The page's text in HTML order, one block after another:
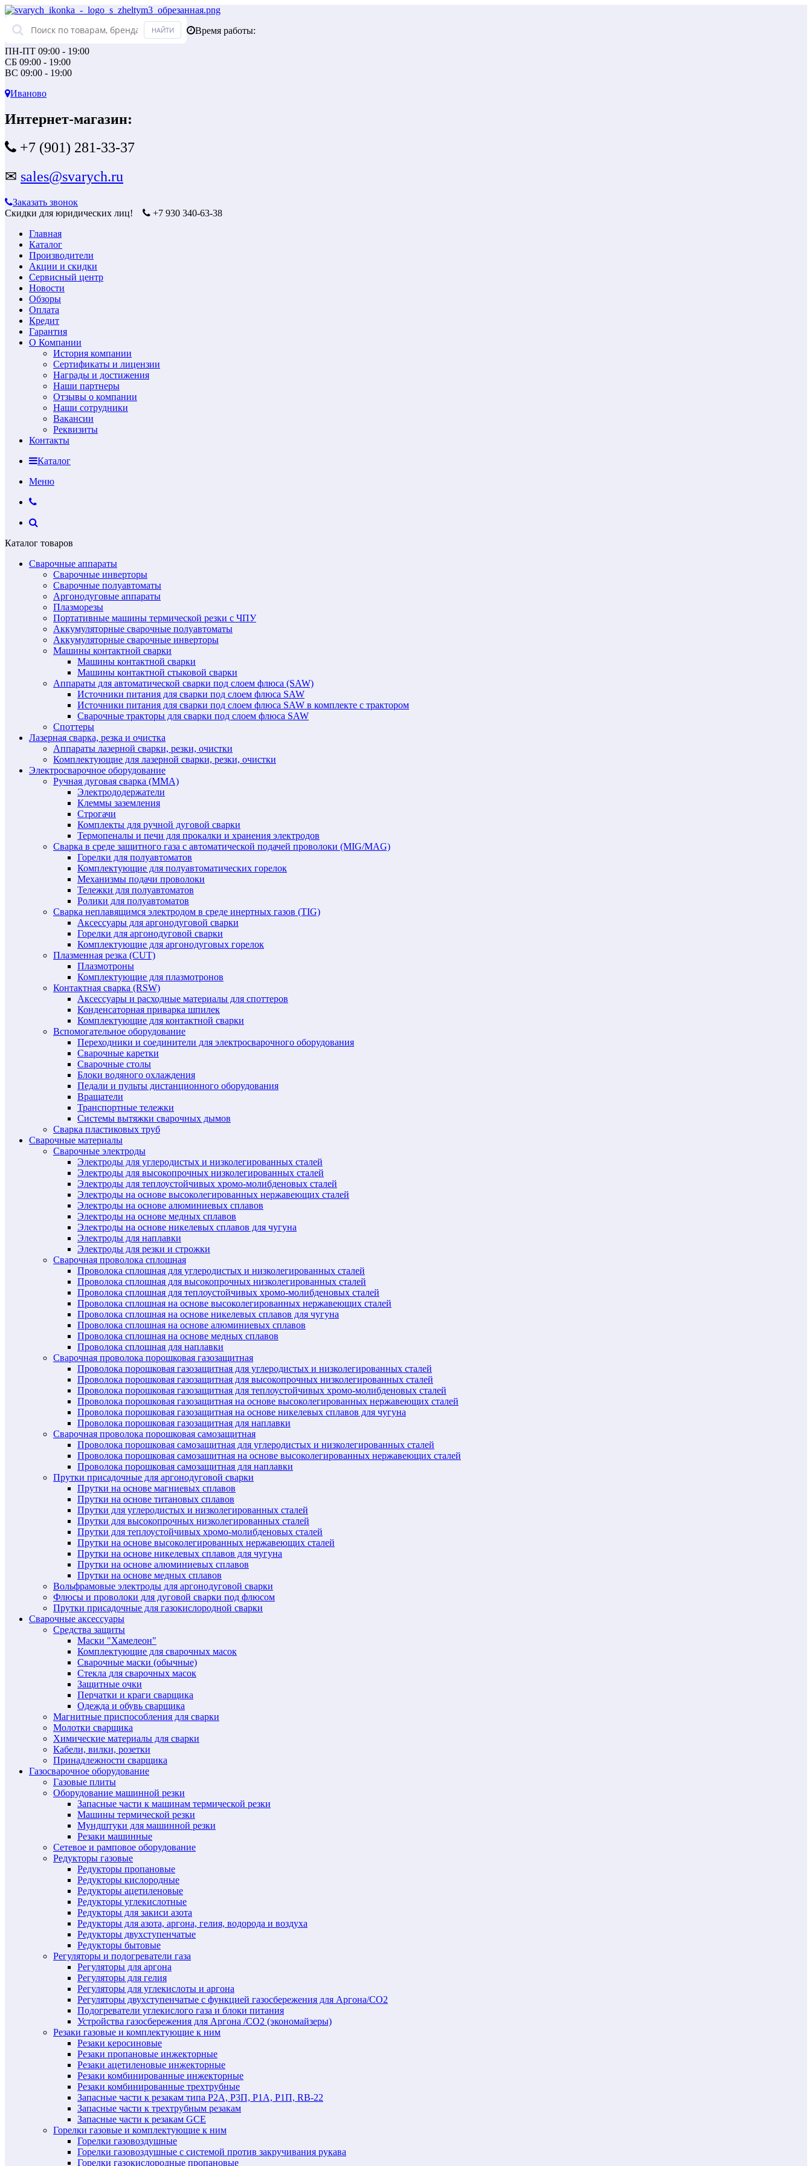
Время работы:
ПН-ПТ 09:00 - 19:00
СБ 09:00 - 19:00
ВС 09:00 - 19:00
Иваново
Интернет-магазин:
+7 (901) 281-33-37
✉ sales@svarych.ru
Заказать звонок
Скидки для юридических лиц!
+7 930 340-63-38
Главная
Каталог
Производители
Акции и скидки
Сервисный центр
Новости
Обзоры
Оплата
Кредит
Гарантия
О Компании
История компании
Сертификаты и лицензии
Награды и достижения
Наши партнеры
Отзывы о компании
Наши сотрудники
Вакансии
Реквизиты
Контакты
Каталог
Меню
Каталог товаров
Сварочные аппараты
Сварочные инверторы
Сварочные полуавтоматы
Аргонодуговые аппараты
Плазморезы
Портативные машины термической резки с ЧПУ
Аккумуляторные сварочные полуавтоматы
Аккумуляторные сварочные инверторы
Машины контактной сварки
Машины контактной сварки
Машины контактной стыковой сварки
Аппараты для автоматической сварки под слоем флюса (SAW)
Источники питания для сварки под слоем флюса SAW
Источники питания для сварки под слоем флюса SAW в комплекте с трактором
Сварочные тракторы для сварки под слоем флюса SAW
Споттеры
Лазерная сварка, резка и очистка
Аппараты лазерной сварки, резки, очистки
Комплектующие для лазерной сварки, резки, очистки
Электросварочное оборудование
Ручная дуговая сварка (MMA)
Электрододержатели
Клеммы заземления
Строгачи
Комплекты для ручной дуговой сварки
Термопеналы и печи для прокалки и хранения электродов
Сварка в среде защитного газа с автоматической подачей проволоки (MIG/MAG)
Горелки для полуавтоматов
Комплектующие для полуавтоматических горелок
Механизмы подачи проволоки
Тележки для полуавтоматов
Ролики для полуавтоматов
Сварка неплавящимся электродом в среде инертных газов (TIG)
Аксессуары для аргонодуговой сварки
Горелки для аргонодуговой сварки
Комплектующие для аргонодуговых горелок
Плазменная резка (CUT)
Плазмотроны
Комплектующие для плазмотронов
Контактная сварка (RSW)
Аксессуары и расходные материалы для споттеров
Конденсаторная приварка шпилек
Комплектующие для контактной сварки
Вспомогательное оборудование
Переходники и соединители для электросварочного оборудования
Сварочные каретки
Сварочные столы
Блоки водяного охлаждения
Педали и пульты дистанционного оборудования
Вращатели
Транспортные тележки
Системы вытяжки сварочных дымов
Сварка пластиковых труб
Сварочные материалы
Сварочные электроды
Электроды для углеродистых и низколегированных сталей
Электроды для высокопрочных низколегированных сталей
Электроды для теплоустойчивых хромо-молибденовых сталей
Электроды на основе высоколегированных нержавеющих сталей
Электроды на основе алюминиевых сплавов
Электроды на основе медных сплавов
Электроды на основе никелевых сплавов для чугуна
Электроды для наплавки
Электроды для резки и строжки
Сварочная проволока сплошная
Проволока сплошная для углеродистых и низколегированных сталей
Проволока сплошная для высокопрочных низколегированных сталей
Проволока сплошная для теплоустойчивых хромо-молибденовых сталей
Проволока сплошная на основе высоколегированных нержавеющих сталей
Проволока сплошная на основе никелевых сплавов для чугуна
Проволока сплошная на основе алюминиевых сплавов
Проволока сплошная на основе медных сплавов
Проволока сплошная для наплавки
Сварочная проволока порошковая газозащитная
Проволока порошковая газозащитная для углеродистых и низколегированных сталей
Проволока порошковая газозащитная для высокопрочных низколегированных сталей
Проволока порошковая газозащитная для теплоустойчивых хромо-молибденовых сталей
Проволока порошковая газозащитная на основе высоколегированных нержавеющих сталей
Проволока порошковая газозащитная на основе никелевых сплавов для чугуна
Проволока порошковая газозащитная для наплавки
Сварочная проволока порошковая самозащитная
Проволока порошковая самозащитная для углеродистых и низколегированных сталей
Проволока порошковая самозащитная на основе высоколегированных нержавеющих сталей
Проволока порошковая самозащитная для наплавки
Прутки присадочные для аргонодуговой сварки
Прутки на основе магниевых сплавов
Прутки на основе титановых сплавов
Прутки для углеродистых и низколегированных сталей
Прутки для высокопрочных низколегированных сталей
Прутки для теплоустойчивых хромо-молибденовых сталей
Прутки на основе высоколегированных нержавеющих сталей
Прутки на основе никелевых сплавов для чугуна
Прутки на основе алюминиевых сплавов
Прутки на основе медных сплавов
Вольфрамовые электроды для аргонодуговой сварки
Флюсы и проволоки для дуговой сварки под флюсом
Прутки присадочные для газокислородной сварки
Сварочные аксессуары
Средства защиты
Маски "Хамелеон"
Комплектующие для сварочных масок
Сварочные маски (обычные)
Стекла для сварочных масок
Защитные очки
Перчатки и краги сварщика
Одежда и обувь сварщика
Магнитные приспособления для сварки
Молотки сварщика
Химические материалы для сварки
Кабели, вилки, розетки
Принадлежности сварщика
Газосварочное оборудование
Газовые плиты
Оборудование машинной резки
Запасные части к машинам термической резки
Машины термической резки
Мундштуки для машинной резки
Резаки машинные
Сетевое и рамповое оборудование
Редукторы газовые
Редукторы пропановые
Редукторы кислородные
Редукторы ацетиленовые
Редукторы углекислотные
Редукторы для закиси азота
Редукторы для азота, аргона, гелия, водорода и воздуха
Редукторы двухступенчатые
Редукторы бытовые
Регуляторы и подогреватели газа
Регуляторы для аргона
Регуляторы для гелия
Регуляторы для углекислоты и аргона
Регуляторы двухступенчатые c функцией газосбережения для Аргона/СО2
Подогреватели углекислого газа и блоки питания
Устройства газосбережения для Аргона /СО2 (экономайзеры)
Резаки газовые и комплектующие к ним
Резаки керосиновые
Резаки пропановые инжекторные
Резаки ацетиленовые инжекторные
Резаки комбинированные инжекторные
Резаки комбинированные трехтрубные
Запасные части к резакам типа Р2А, Р3П, Р1А, Р1П, RB-22
Запасные части к трехтрубным резакам
Запасные части к резакам GCE
Горелки газовые и комплектующие к ним
Горелки газовоздушные
Горелки газовоздушные с системой против закручивания рукава
Горелки газокислородные пропановые